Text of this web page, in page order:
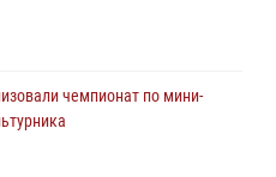
чемпионат по мини-